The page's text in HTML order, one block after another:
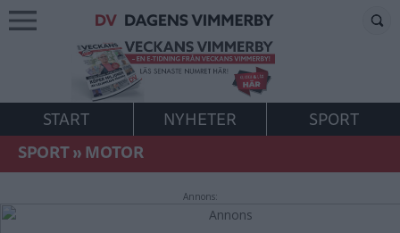
START NYHETER
SPORT
SPORT»MOTOR
Annons: